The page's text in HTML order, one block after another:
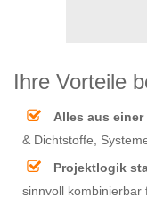
Ihre Vorteile
Alles aus einer
& Dichtstoffe,
Projektlogik
sinnvoll kombinierbar